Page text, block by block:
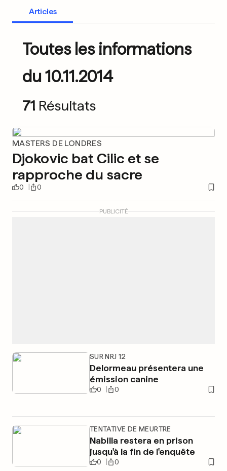
Articles
Toutes les informations
du 10.11.2014
71 Résultats
MASTERS DE LONDRES
Djokovic bat Cilic et se
rapproche du sacre
0 0
SUR NRJ 12
Delormeau présentera une
émission canine
0 0
TENTATIVE DE MEURTRE
Nabilla restera en prison
jusqu'à la fin de l'enquête
0 0
PUBLICITÉ